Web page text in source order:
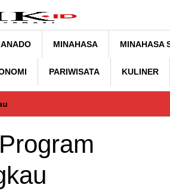
MINAHASA MINAHASA
PARIWISATA KULINER